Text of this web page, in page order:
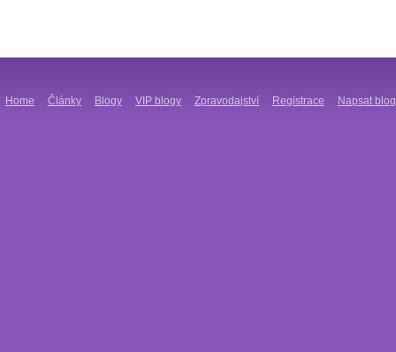
Home Články Blogy VIP blogy Zpravodajství Registrace Napsat blog